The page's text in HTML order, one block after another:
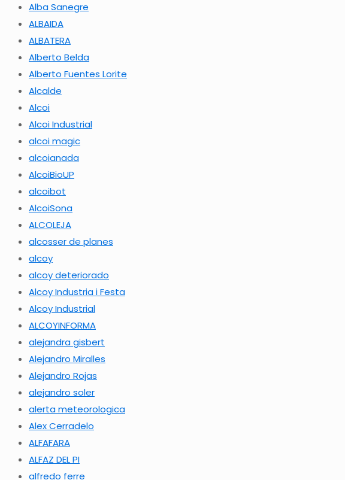
Alba Sanegre
ALBAIDA
ALBATERA
Alberto Belda
Alberto Fuentes Lorite
Alcalde
Alcoi
Alcoi Industrial
alcoi magic
alcoianada
AlcoiBioUP
alcoibot
AlcoiSona
ALCOLEJA
alcosser de planes
alcoy
alcoy deteriorado
Alcoy Industria i Festa
Alcoy Industrial
ALCOYINFORMA
alejandra gisbert
Alejandro Miralles
Alejandro Rojas
alejandro soler
alerta meteorologica
Alex Cerradelo
ALFAFARA
ALFAZ DEL PI
alfredo ferre